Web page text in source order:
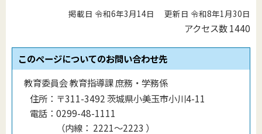
掲載日 令和6年3月14日 更新日 令和8年1月30日
アクセス数1440
このページについてのお問い合わせ先
教育委員会 教育指導課 庶務・学務係
住所： 〒311-3492 茨城県小美玉市小川4-11
電話： 0299-48-1111
（内線 ： 2221〜2223 ）